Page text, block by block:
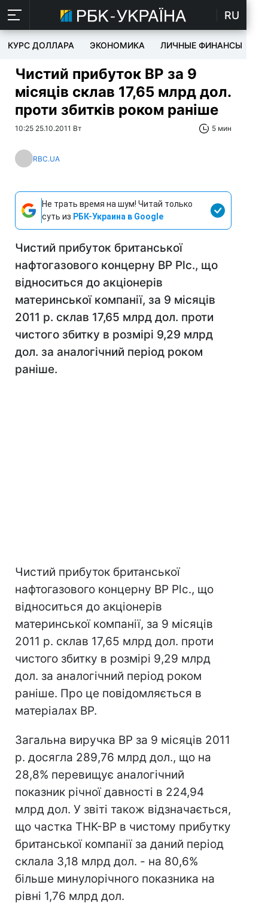
RU
КУРС ДОЛЛАРА ЭКОНОМИКА ЛИЧНЫЕ ФИНАНСЫ
Чистий прибуток BP за 9
місяців склав 17,65 млрд дол.
проти збитків роком раніше
10:25 25.10.2011 Вт 5 мин
RBC.UA
Не трать время на шум! Читай только
суть из РБК-Украина в Google
Чистий прибуток британської
нафтогазового концерну BP Plc., що
відноситься до акціонерів
материнської компанії, за 9 місяців
2011 р. склав 17,65 млрд дол. проти
чистого збитку в розмірі 9,29 млрд
дол. за аналогічний період роком
раніше.
Чистий прибуток британської
нафтогазового концерну BP Plc., що
відноситься до акціонерів
материнської компанії, за 9 місяців
2011 р. склав 17,65 млрд дол. проти
чистого збитку в розмірі 9,29 млрд
дол. за аналогічний період роком
раніше. Про це повідомляється в
матеріалах BP.
Загальна виручка BP за 9 місяців 2011
р. досягла 289,76 млрд дол., що на
28,8% перевищує аналогічний
показник річної давності в 224,94
млрд дол. У звіті також відзначається,
що частка THK-BP в чистому прибутку
британської компанії за даний період
склала 3,18 млрд дол. - на 80,6%
більше минулорічного показника на
рівні 1,76 млрд дол.